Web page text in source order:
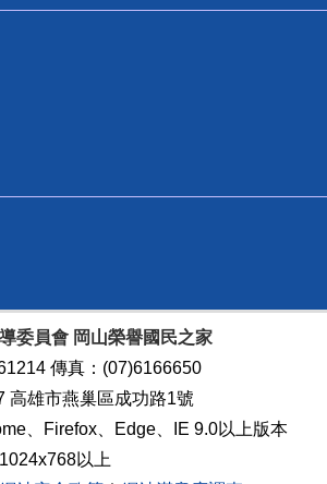
委員會 岡山榮譽國民之家
傳真：(07)6166650
高雄市燕巢區成功路1號
、Firefox、Edge、IE 9.0以上版本
以上